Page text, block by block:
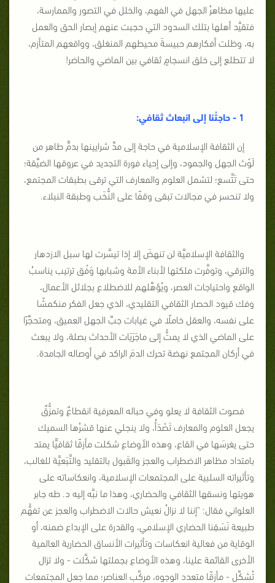
عليها مظاهرُ الجهل في الفهم، والخلل في التصور والممارسة،
فتقيَّد أهلها بتلك السدود التي حجبت عنهم إبصار الحق والعمل
به، وظلت أفكارهم حبيسةَ محيطهم المنغلق، وواقعهم المتأزم،
لا تتطلع إلى خلق انسجامٍ ثقافي بين الماضي والحاضر!
1 - حاجتُنا إلى انبعاث ثقافي:
إن الثقافة الإسلامية في حاجة إلى مدِّ شرايينها بدمٍّ طاهر من
لَوْث الجهل والجمود، وإلى إحياء فورة التجديد في عروقها الضيِّقة؛
حتى تَتَّسع؛ لتشمل العلوم والمعارف التي ترقى بطبقات المجتمع،
ولا تنحسر في مجالات تبقى وقفًا على النُّخَب وطبقة النبلاء.
والثقافة الإسلاميَّة لن تنهضَ إلا إذا تيسَّرت لها سبل الازدهار
والترقي، وتوفَّرت ملكتها لأبناء الأمة وشبابها وَفْق ترتيب يناسبُ
الواقع واحتياجات العصر، ويُؤهِّلهم للاضطلاع بجلائل الأعمال،
وفك قيود الحصار الثقافي التقليدي، الذي جعل الفكر منكمشًا
على نفسه، والعقل خاملًا في غيابات جبِّ الجهل العميق، ومتحجِّرًا
على الماضي الذي لا يمتُّ إلى ماجَرَيَات الأحداث بصلة، ولا يبعث
في أركان المجتمع نهضة تحرك الدمَ الراكد في أوصاله الجامدة.
فصوت الثقافة لا يعلو وفي حباله المعرفية انقطاعٌ وتمزُّقٌ
يجعل العلوم والمعارف تَصْدَأُ، ولا ينجلي عنها قشرُها السميك
حتى يغرسَها في القاع، وهذه الأوضاع شكلت مأزقًا ثقافيًّا يمتد
بامتداد مظاهر الاضطراب والعجز والقَبول بالتقليد والتَّبَعيَّة للغالب،
وتأثيراته السلبية على المجتمعات الإسلامية، وانعكاساته على
هويتها ونسقها الثقافي والحضاري، وهذا ما نبَّه إليه د. طه جابر
العلواني فقال: "إننا لا نزالُ نعيش حالات الاضطراب والعجز عن تفهُّم
طبيعة نَسَقِنا الحضاري الإسلامي، والقدرة على الإبداع ضمنه، أو
الوقاية من فعالية انعكاسات وتأثيرات الأنساق الحضارية العالمية
الأخرى القائمة علينا، وهذه الأوضاع بجملتها شكَّلت - ولا تزال
تُشكِّل - مأزقًا متعدد الوجوه، مركَّب العناصر؛ مما جعل المجتمعات